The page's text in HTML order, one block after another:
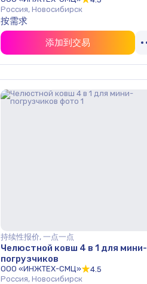
Россия, Новосибирск
按需求
添加到交易
持续性报价, 一点一点
Челюстной ковш 4 в 1 для мини-
погрузчиков
ООО «ИНЖТЕХ-СМЦ»
4.5
Россия, Новосибирск